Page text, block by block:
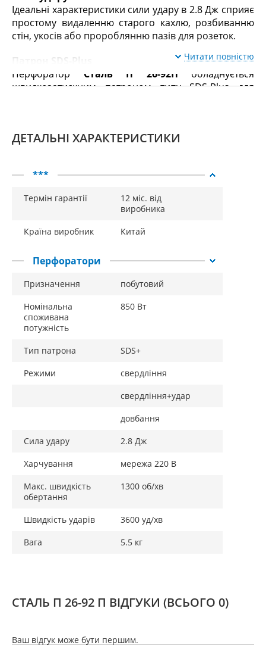
Ідеальні характеристики сили удару в 2.8 Дж сприяє
простому видаленню старого кахлю, розбиванню
стін, укосів або пророблянню пазів для розеток.
Патрон SDS-Plus
Перфоратор Сталь П 26-92П обладнується
швидкозатискним патроном типу SDS-Plus для
полегшує процес переходу від одного завдання до
Багата комплектація
перфоратор також має багату комплектацію.
Кейс у комплекті
укомплектовані в невеликий пластиковий кейс.
Читати повністю
ДЕТАЛЬНІ ХАРАКТЕРИСТИКИ
***
Термін гарантії
12 міс. від
виробника
Країна виробник
Китай
Перфоратори
Призначення
побутовий
Номінальна
споживана
потужність
850 Вт
Тип патрона
SDS+
Режими
свердління
свердління+удар
довбання
Сила удару
2.8 Дж
Харчування
мережа 220 В
Макс. швидкість
обертання
1300 об/хв
Швидкість ударів
3600 уд/хв
Вага
5.5 кг
СТАЛЬ П 26-92 П ВІДГУКИ (ВСЬОГО 0)
Ваш відгук може бути першим.